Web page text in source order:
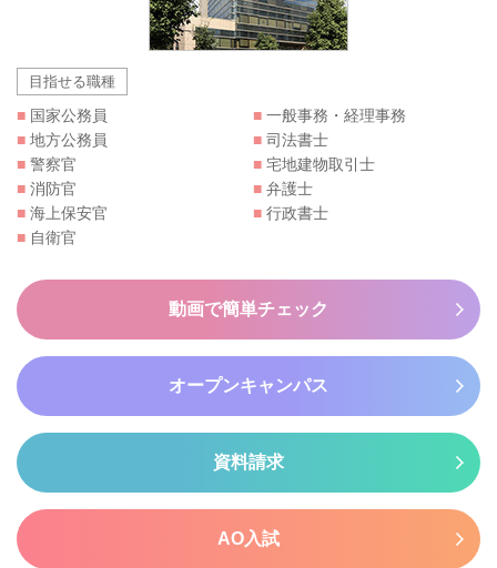
目指せる職種
■ 国家公務員
■ 地方公務員
■ 警察官
■ 消防官
■ 海上保安官
■ 自衛官
■ 一般事務・経理事務
■ 司法書士
■ 宅地建物取引士
■ 弁護士
■ 行政書士
動画で簡単チェック
オープンキャンパス
資料請求
AO入試